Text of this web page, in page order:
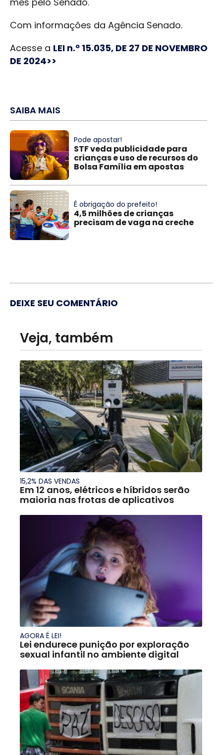
Com informações da Agência Senado.
Acesse a LEI n.º 15.035, DE 27 DE NOVEMBRO
DE 2024>>
SAIBA MAIS
Pode apostar!
STF veda publicidade para
crianças e uso de recursos do
Bolsa Família em apostas
É obrigação do prefeito!
4,5 milhões de crianças
precisam de vaga na creche
DEIXE SEU COMENTÁRIO
Veja, também
15,2% DAS VENDAS
Em 12 anos, elétricos e híbridos serão
maioria nas frotas de aplicativos
AGORA É LEI!
Lei endurece punição por exploração
sexual infantil no ambiente digital